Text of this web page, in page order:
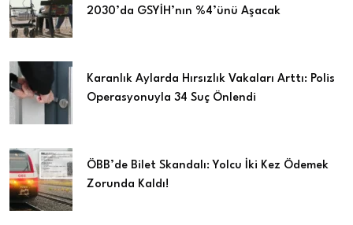
2030’da GSYİH’nın %4’ünü Aşacak
Karanlık Aylarda Hırsızlık Vakaları Arttı: Polis
Operasyonuyla 34 Suç Önlendi
ÖBB’de Bilet Skandalı: Yolcu İki Kez Ödemek
Zorunda Kaldı!